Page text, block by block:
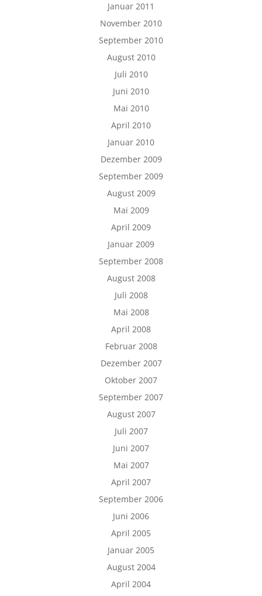
Januar 2011
November 2010
September 2010
August 2010
Juli 2010
Juni 2010
Mai 2010
April 2010
Januar 2010
Dezember 2009
September 2009
August 2009
Mai 2009
April 2009
Januar 2009
September 2008
August 2008
Juli 2008
Mai 2008
April 2008
Februar 2008
Dezember 2007
Oktober 2007
September 2007
August 2007
Juli 2007
Juni 2007
Mai 2007
April 2007
September 2006
Juni 2006
April 2005
Januar 2005
August 2004
April 2004